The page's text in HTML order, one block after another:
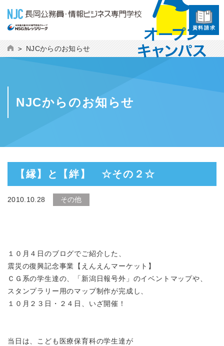
資料請求
NJCからのお知らせ
NJCからのお知らせ
【縁】と【絆】 ☆その２☆
2010.10.28 その他
１０月４日のブログでご紹介した、
震災の復興記念事業【えんえんマーケット】
ＣＧ系の学生達の、「新潟日報号外」のイベントマップや、
スタンプラリー用のマップ制作が完成し、
１０月２３日・２４日、いざ開催！
当日は、こども医療保育科の学生達が